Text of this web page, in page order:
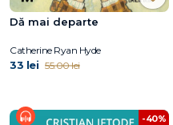
Dă mai departe
Catherine Ryan Hyde
33 lei 55.00 lei
-40%